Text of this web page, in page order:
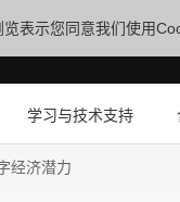
表示您同意我们使用
学习与技术支持
经济潜力